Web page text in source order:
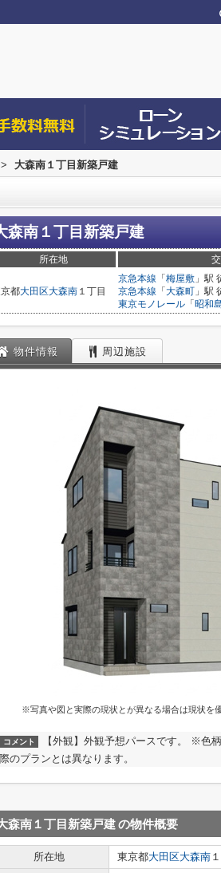
> 大森南１丁目新築戸建
森南１丁目新築戸建
所在地
都大田区大森南 １丁目
京急本線 「 梅屋敷 」駅
京急本線 「 大森町 」駅
東京モノレール 「 昭和
物件情報 周辺施設
※写真や図と実際の現状とが異なる場合は現状を
コメント
【外観】外観予想パースです。 ※色
際のプランとは異なります。
森南１丁目新築戸建の物件概要
所在地 東京都大田区大森南